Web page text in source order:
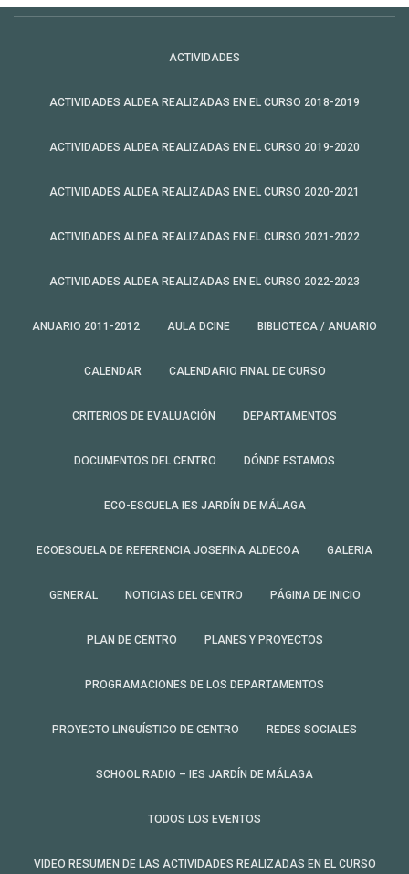
ACTIVIDADES
ACTIVIDADES ALDEA REALIZADAS EN EL CURSO 2018-2019
ACTIVIDADES ALDEA REALIZADAS EN EL CURSO 2019-2020
ACTIVIDADES ALDEA REALIZADAS EN EL CURSO 2020-2021
ACTIVIDADES ALDEA REALIZADAS EN EL CURSO 2021-2022
ACTIVIDADES ALDEA REALIZADAS EN EL CURSO 2022-2023
ANUARIO 2011-2012 AULA DCINE BIBLIOTECA / ANUARIO
CALENDAR CALENDARIO FINAL DE CURSO
CRITERIOS DE EVALUACIÓN DEPARTAMENTOS
DOCUMENTOS DEL CENTRO DÓNDE ESTAMOS
ECO-ESCUELA IES JARDÍN DE MÁLAGA
ECOESCUELA DE REFERENCIA JOSEFINA ALDECOA GALERIA
GENERAL NOTICIAS DEL CENTRO PÁGINA DE INICIO
PLAN DE CENTRO PLANES Y PROYECTOS
PROGRAMACIONES DE LOS DEPARTAMENTOS
PROYECTO LINGUÍSTICO DE CENTRO REDES SOCIALES
SCHOOL RADIO – IES JARDÍN DE MÁLAGA
TODOS LOS EVENTOS
VIDEO RESUMEN DE LAS ACTIVIDADES REALIZADAS EN EL CURSO